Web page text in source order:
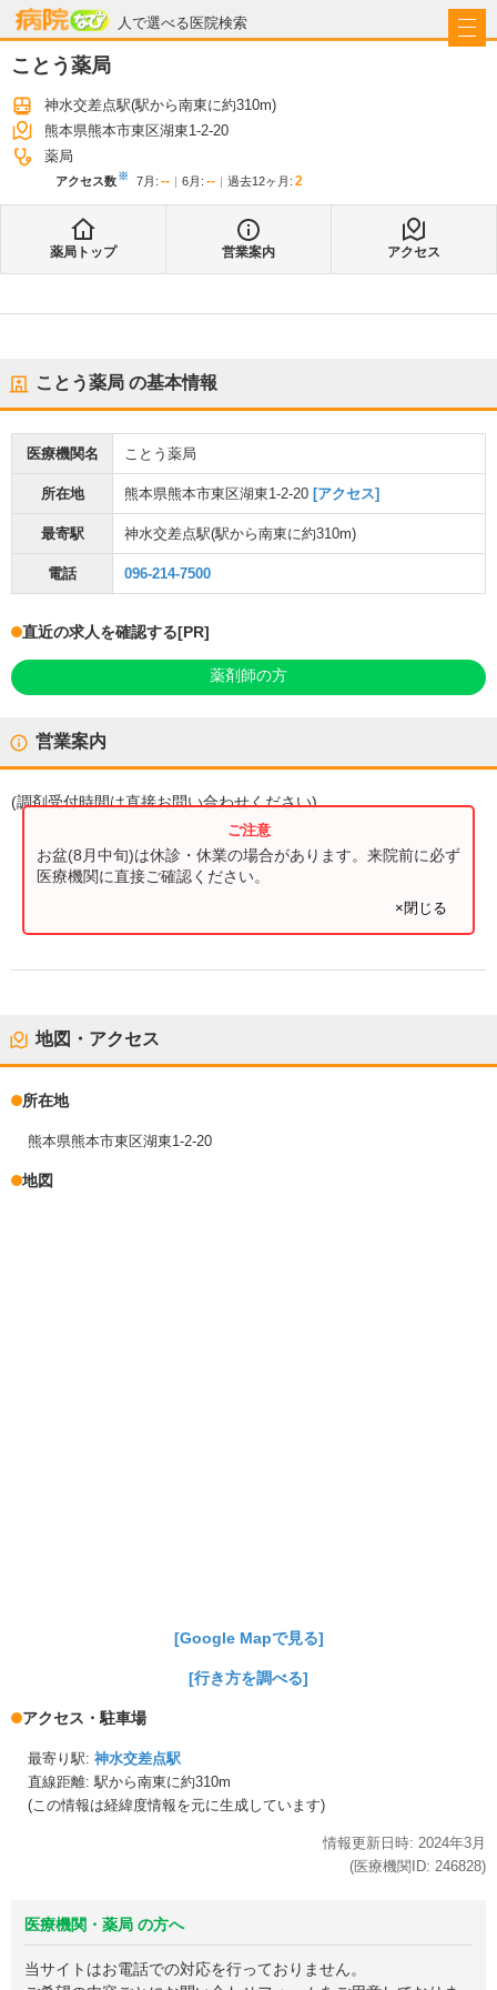
人で選べる医院検索
病院なび
ことう薬局
神水交差点駅(駅から南東に約310m)
熊本県熊本市東区湖東1-2-20
薬局
アクセス数※ 7月 : -- 6月 : -- 過去12ヶ月: 2
薬局トップ 営業案内 アクセス
ことう薬局 の基本情報
医療機関名 ことう薬局
所在地 熊本県熊本市東区湖東1-2-20 [アクセス]
最寄駅 神水交差点駅(駅から南東に約310m)
電話 096-214-7500
直近の求人を確認する[PR]
薬剤師の方
営業案内
(調剤受付時間は直接お問い合わせください)
お盆(8月中旬)は休診・休業の場合があります。来院前に必ず
医療機関に直接ご確認ください。
×閉じる
地図・アクセス
所在地
熊本県熊本市東区湖東1-2-20
地図
[Google Mapで見る]
[行き方を調べる]
アクセス・駐車場
最寄り駅: 神水交差点駅
直線距離: 駅から南東に約310m
(この情報は経緯度情報を元に生成しています)
情報更新日時: 2024年3月
(医療機関ID: 246828)
医療機関・薬局 の方へ
当サイトはお電話での対応を行っておりません。